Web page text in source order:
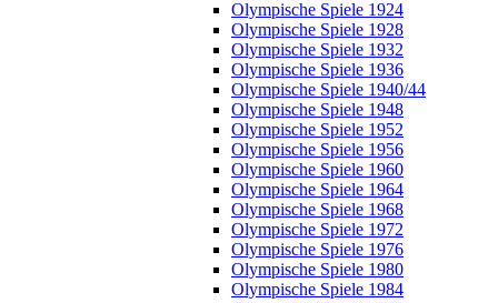
Olympische Spiele 1924
Olympische Spiele 1928
Olympische Spiele 1932
Olympische Spiele 1936
Olympische Spiele 1940/44
Olympische Spiele 1948
Olympische Spiele 1952
Olympische Spiele 1956
Olympische Spiele 1960
Olympische Spiele 1964
Olympische Spiele 1968
Olympische Spiele 1972
Olympische Spiele 1976
Olympische Spiele 1980
Olympische Spiele 1984